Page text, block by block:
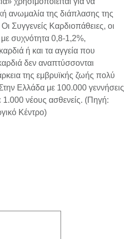
ανωμαλία της διάπλασης της
Συγγενείς Καρδιοπάθειες, οι
συχνότητα 0,8-1,2%,
ή και τα αγγεία που
δεν αναπτύσσονται
της εμβρυϊκής ζωής πολύ
Ελλάδα με 100.000 γεννήσεις
νέους ασθενείς. (Πηγή:
Κέντρο)